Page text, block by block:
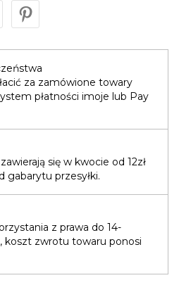
za zamówione towary
płatności imoje lub Pay
się w kwocie od 12zł
gabarytu przesyłki.
z prawa do 14-
koszt zwrotu towaru ponosi